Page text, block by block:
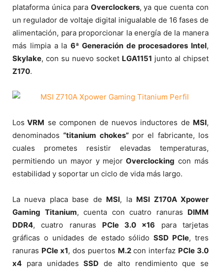
plataforma única para Overclockers, ya que cuenta con
un regulador de voltaje digital inigualable de 16 fases de
alimentación, para proporcionar la energía de la manera
más limpia a la 6ª Generación de procesadores Intel,
Skylake, con su nuevo socket LGA1151 junto al chipset
Z170.
Los VRM se componen de nuevos inductores de MSI,
denominados“titanium chokes”por el fabricante, los
cuales prometes resistir elevadas temperaturas,
permitiendo un mayor y mejor Overclocking con más
estabilidad y soportar un ciclo de vida más largo.
La nueva placa base de MSI, la MSI Z170A Xpower
Gaming Titanium, cuenta con cuatro ranuras DIMM
DDR4, cuatro ranuras PCIe 3.0 x16 para tarjetas
gráficas o unidades de estado sólidoSSD PCIe, tres
ranuras PCIe x1, dos puertos M.2 con interfaz PCIe 3.0
x4 para unidadesSSD de alto rendimiento que se